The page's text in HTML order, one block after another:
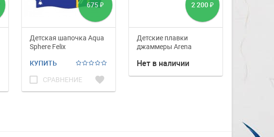
675 ₽
Детская шапочка Aqua
Sphere Felix
КУПИТЬ
check_box_outline_blank СРАВНЕНИЕ favorite
2 200 ₽
Детские плавки
джаммеры Arena
Нет в наличии